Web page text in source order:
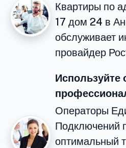
Квартиры по
17 дом 24 в
обслуживает
провайдер
Используйте
Операторы
Подключений
оптимальный